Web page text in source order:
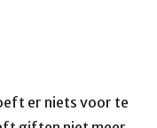
er niets voor te